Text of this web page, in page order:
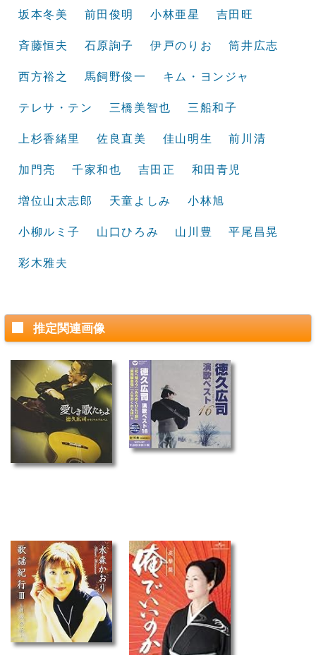
坂本冬美 前田俊明 小林亜星 吉田旺
斉藤恒夫 石原詢子 伊戸のりお 筒井広志
西方裕之 馬飼野俊一 キム・ヨンジャ
テレサ・テン 三橋美智也 三船和子
上杉香緒里 佐良直美 佳山明生 前川清
加門亮 千家和也 吉田正 和田青児
増位山太志郎 天童よしみ 小林旭
小柳ルミ子 山口ひろみ 山川豊 平尾昌晃
彩木雅夫
推定関連画像